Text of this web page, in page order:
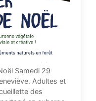
Samedi 29
Adultes et
des